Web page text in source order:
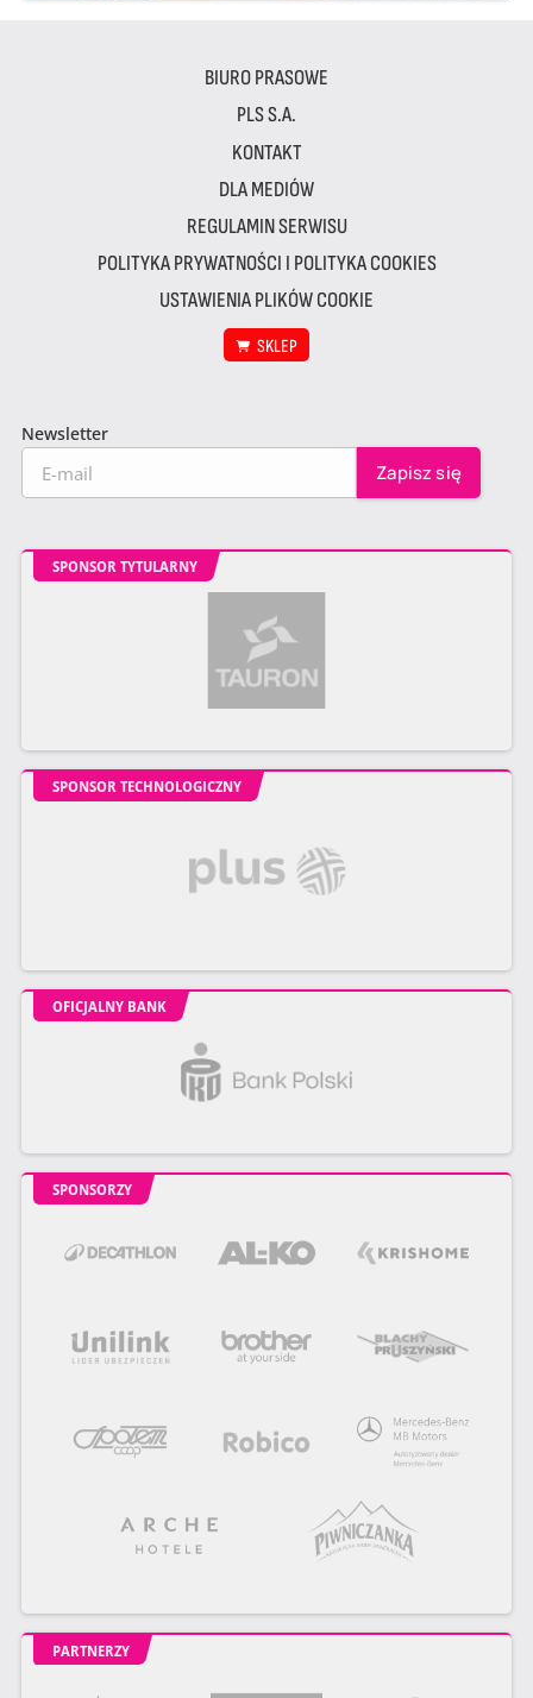
BIURO PRASOWE
PLS S.A.
KONTAKT
DLA MEDIÓW
REGULAMIN SERWISU
POLITYKA PRYWATNOŚCI I POLITYKA COOKIES
USTAWIENIA PLIKÓW COOKIE
SKLEP
Newsletter
SPONSOR TYTULARNY
SPONSOR TECHNOLOGICZNY
OFICJALNY BANK
SPONSORZY
PARTNERZY